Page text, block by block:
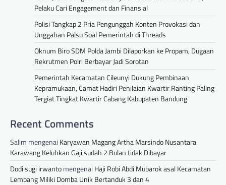
Pelaku Cari Engagement dan Finansial
Polisi Tangkap 2 Pria Pengunggah Konten Provokasi dan
Unggahan Palsu Soal Pemerintah di Threads
Oknum Biro SDM Polda Jambi Dilaporkan ke Propam, Dugaan
Rekrutmen Polri Berbayar Jadi Sorotan
Pemerintah Kecamatan Cileunyi Dukung Pembinaan
Kepramukaan, Camat Hadiri Penilaian Kwartir Ranting Paling
Tergiat Tingkat Kwartir Cabang Kabupaten Bandung
Recent Comments
Salim mengenai Karyawan Magang Artha Marsindo Nusantara
Karawang Keluhkan Gaji sudah 2 Bulan tidak Dibayar
Dodi sugi irwantomengenai Haji Robi Abdi Mubarok asal Kecamatan
Lembang Miliki Domba Unik Bertanduk 3 dan 4